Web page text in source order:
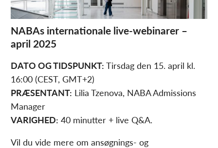
NABAs internationale live-webinarer –
april 2025
DATO OG TIDSPUNKT: Tirsdag den 15. april kl.
16:00 (CEST, GMT+2)
PRÆSENTANT: Lilia Tzenova, NABA Admissions
Manager
VARIGHED: 40 minutter + live Q&A.
Vil du vide mere om ansøgnings- og